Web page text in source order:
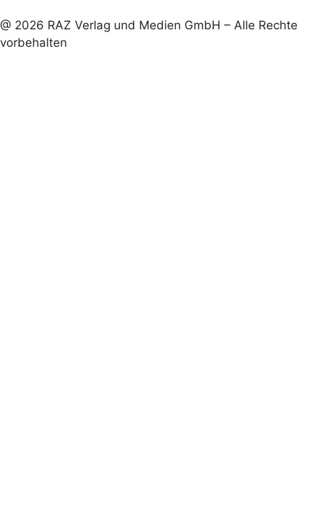
@ 2026 RAZ Verlag und Medien GmbH – Alle Rechte
vorbehalten